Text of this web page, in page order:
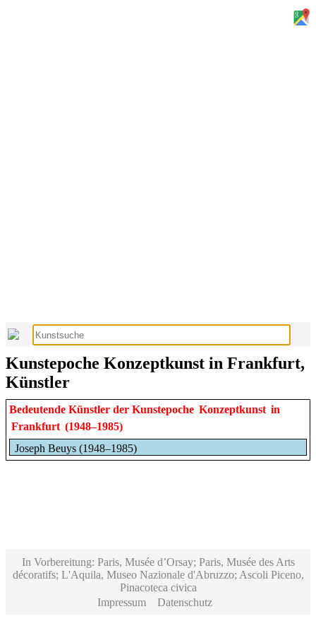
Kunstepoche Konzeptkunst in Frankfurt,
Künstler
Bedeutende Künstler der Kunstepoche Konzeptkunst in
Frankfurt (1948–1985)
Joseph Beuys (1948–1985)
In Vorbereitung: Paris, Musée d’Orsay; Paris, Musée des Arts
décoratifs; L'Aquila, Museo Nazionale d'Abruzzo; Ascoli Piceno,
Pinacoteca civica
Impressum
Datenschutz